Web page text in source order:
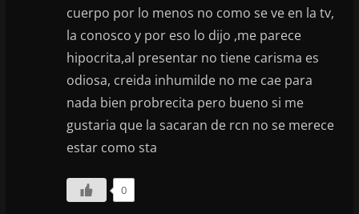
cuerpo por lo menos no como se ve en la tv,
la conosco y por eso lo dijo ,me parece
hipocrita,al presentar no tiene carisma es
odiosa, creida inhumilde no me cae para
nada bien probrecita pero bueno si me
gustaria que la sacaran de rcn no se merece
estar como sta
0